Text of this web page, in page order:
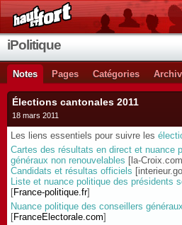
iPolitique
Notes Pages Catégories
Élections cantonales 2011
18 mars 2011
Les liens essentiels pour suivre les
Cartes des résultats en direct et nuance
généraux non renouvelables [la-
Candidats et résultas officiels
Liste et nuance politique des présidents
[France-politique.fr]
Nuance politique des conseillers
[FranceElectorale.com]